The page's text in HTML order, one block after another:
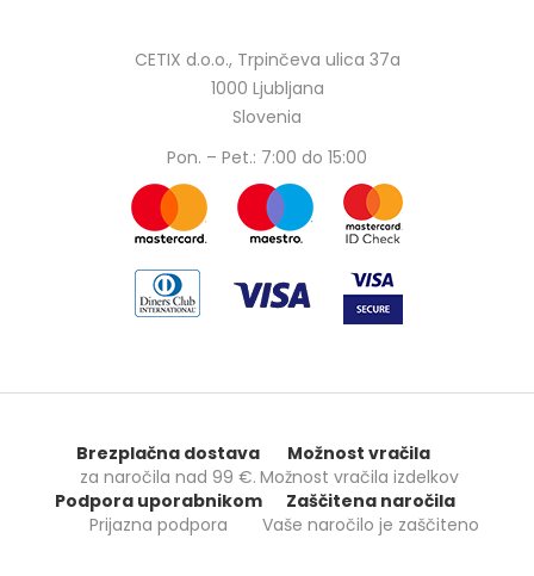
CETIX d.o.o., Trpinčeva ulica 37a
1000 Ljubljana
Slovenia
Pon. – Pet.: 7:00 do 15:00
Brezplačna dostava
za naročila nad 99 €.
Možnost vračila
Možnost vračila izdelkov
Podpora uporabnikom
Prijazna podpora
Zaščitena naročila
Vaše naročilo je zaščiteno